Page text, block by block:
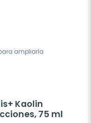
ampliarla
Kaolin
75 ml